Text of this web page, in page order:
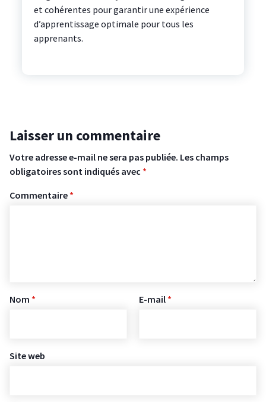
et cohérentes pour garantir une expérience
d’apprentissage optimale pour tous les
apprenants.
Laisser un commentaire
Votre adresse e-mail ne sera pas publiée. Les champs
obligatoires sont indiqués avec *
Commentaire *
Nom * E-mail *
Site web